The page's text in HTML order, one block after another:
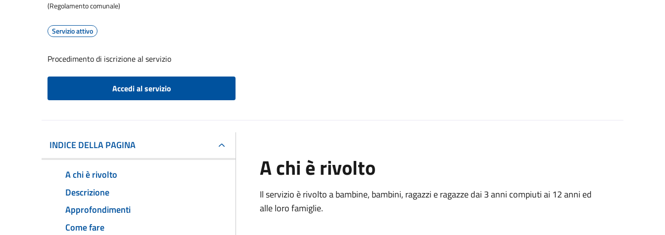
(Regolamento comunale)
Servizio attivo
Procedimento di iscrizione al servizio
Accedi al servizio
INDICE DELLA PAGINA
A chi è rivolto
Descrizione
Approfondimenti
Come fare
A chi è rivolto
Il servizio è rivolto a bambine, bambini, ragazzi e ragazze dai 3 anni compiuti ai 12 anni ed
alle loro famiglie.